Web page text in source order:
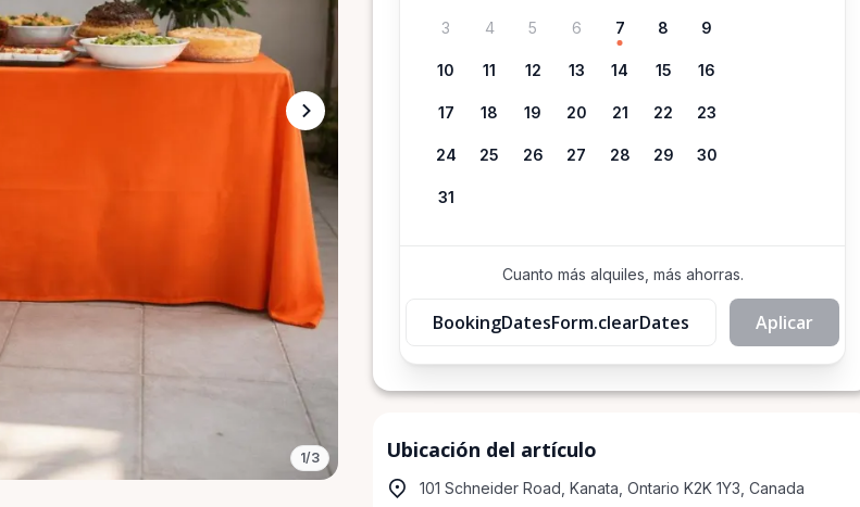
1/3
3 4 5 6 7 8 9
10 11 12 13 14 15 16
17 18 19 20 21 22 23
24 25 26 27 28 29 30
31
Cuanto más alquiles, más ahorras.
BookingDatesForm.clearDates Aplicar
Ubicación del artículo
101 Schneider Road, Kanata, Ontario K2K 1Y3, Canada